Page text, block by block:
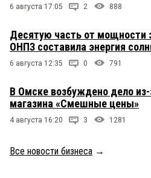
6 августа 17:05 2 888
Десятую часть от мощности
ОНПЗ составила энергия
6 августа 12:35 0 791
В Омске возбуждено дело
магазина «Смешные цены»
4 августа 16:20 3 1281
Все новости бизнеса →